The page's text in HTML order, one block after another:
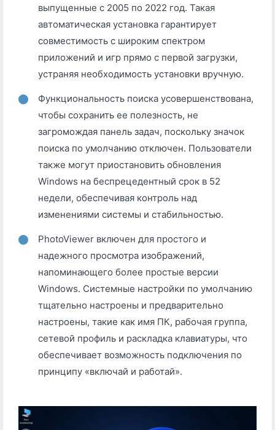
выпущенные с 2005 по 2022 год. Такая
автоматическая установка гарантирует
совместимость с широким спектром
приложений и игр прямо с первой загрузки,
устраняя необходимость установки вручную.
Функциональность поиска усовершенствована,
чтобы сохранить ее полезность, не
загромождая панель задач, поскольку значок
поиска по умолчанию отключен. Пользователи
также могут приостановить обновления
Windows на беспрецедентный срок в 52
недели, обеспечивая контроль над
изменениями системы и стабильностью.
PhotoViewer включен для простого и
надежного просмотра изображений,
напоминающего более простые версии
Windows. Системные настройки по умолчанию
тщательно настроены и предварительно
настроены, такие как имя ПК, рабочая группа,
сетевой профиль и раскладка клавиатуры, что
обеспечивает возможность подключения по
принципу «включай и работай».